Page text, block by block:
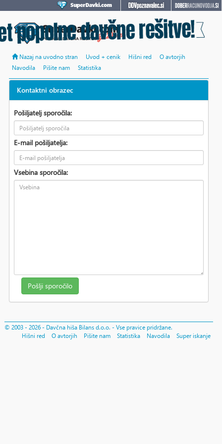
Nazaj na uvodno stran Uvod + cenik Hišni red
O avtorjih
Navodila
Pišite nam Statistika
Kontaktni obrazec
Pošiljatelj sporočila:
E-mail pošiljatelja:
Vsebina sporočila:
© 2003 - 2026 - Davčna hiša Bilans d.o.o. - Vse pravice pridržane.
Hišni red
O avtorjih Pišite nam Statistika Navodila Super iskanje